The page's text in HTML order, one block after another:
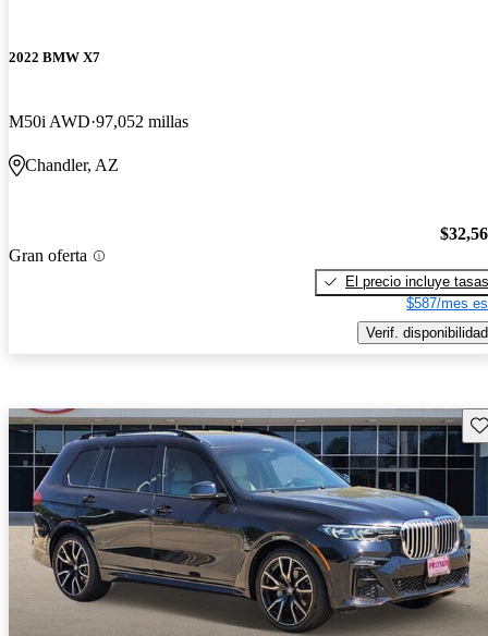
2022 BMW X7
M50i AWD 97,052 millas
Chandler, AZ
Gran oferta
El precio incluye tasas
$587/mes
Verif. disponibilidad